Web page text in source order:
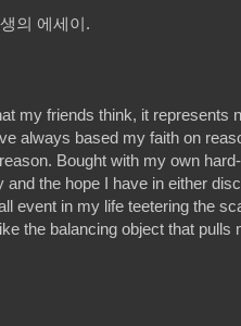
의 에세이.
my friends think, it represents
always based my faith on
Bought with my own
the hope I have in either
event in my life teetering the
the balancing object that pulls